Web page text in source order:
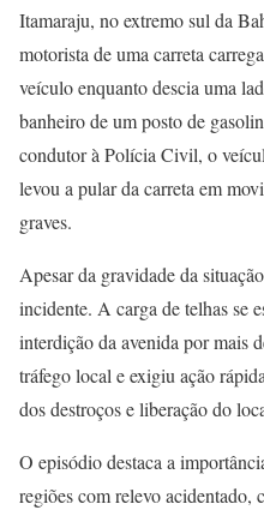
Itamaraju, no extremo sul da
motorista de uma carreta
veículo enquanto descia uma
banheiro de um posto de
condutor à Polícia Civil, o
levou a pular da carreta em
graves.
Apesar da gravidade da
incidente. A carga de telhas se
interdição da avenida por mais
tráfego local e exigiu ação
dos destroços e liberação do
O episódio destaca a
regiões com relevo acidentado,